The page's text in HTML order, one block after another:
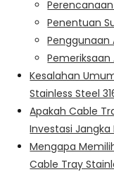
Penentuan
Penggunaan
Kesalahan
Stainless Steel
Apakah Cable
Investasi Jangka
Mengapa
Cable Tray